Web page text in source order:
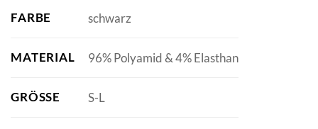
FARBE schwarz
MATERIAL 96% Polyamid & 4% Elasthan
GRÖSSE S-L